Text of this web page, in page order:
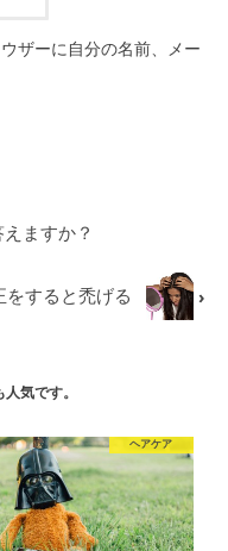
ザーに自分の名前、メー
ますか？
をすると禿げる
気です。
ヘアケア